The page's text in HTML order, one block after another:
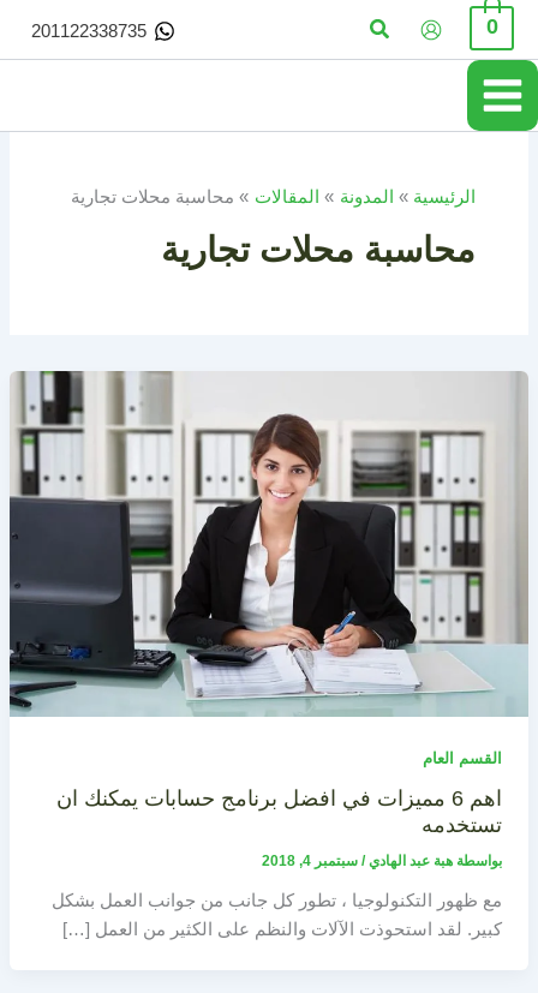
تخطي
المحتوى
0 البحث 201122338735
الرئيسية المدونة المقالات محاسبة محلات تجارية
محاسبة محلات تجارية
القسم العام
اهم 6 مميزات في افضل برنامج حسابات يمكنك ان
تستخدمه
بواسطة هبة عبد الهادي/ سبتمبر 4, 2018
مع ظهور التكنولوجيا ، تطور كل جانب من جوانب العمل بشكل
كبير. لقد استحوذت الآلات والنظم على الكثير من العمل […]